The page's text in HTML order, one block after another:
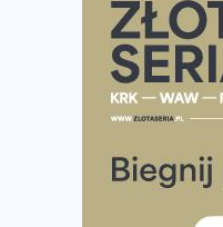
Tętno vs tempo – czym
Co ma dużo białka?
Rozbiegany Olsztyn
Już w tę sobotę 35.
Wystartuje rekordowa